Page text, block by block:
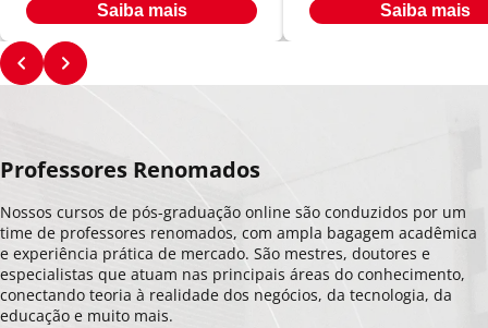
Saiba mais Saiba mais
Professores Renomados
Nossos cursos de pós-graduação online são conduzidos por um
time de professores renomados, com ampla bagagem acadêmica
e experiência prática de mercado. São mestres, doutores e
especialistas que atuam nas principais áreas do conhecimento,
conectando teoria à realidade dos negócios, da tecnologia, da
educação e muito mais.